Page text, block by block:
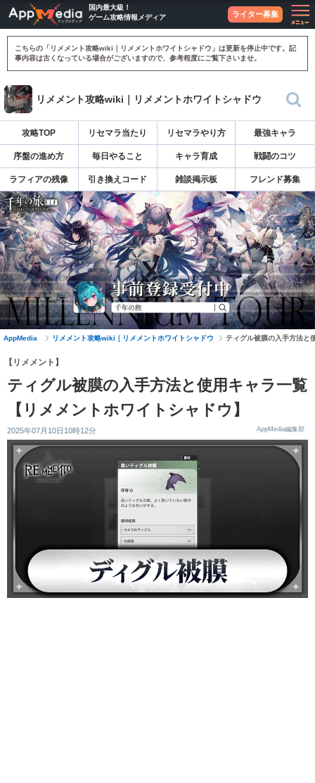
国内最大級！
ゲーム攻略情報メディア
ライター募集
こちらの「リメメント攻略wiki｜リメメントホワイトシャドウ」は更新を停止中です。記
事内容は古くなっている場合がございますので、参考程度にご覧下さいませ。
リメメント攻略wiki｜リメメントホワイトシャドウ
攻略TOP リセマラ当たり リセマラやり方 最強キャラ
序盤の進め方 毎日やること キャラ育成 戦闘のコツ
ラフィアの残像 引き換えコード 雑談掲示板 フレンド募集
AppMedia リメメント攻略wiki｜リメメントホワイトシャドウ ティグル被膜の入手方法と
【リメメント】
ティグル被膜の入手方法と使用キャラ一覧
【リメメントホワイトシャドウ】
2025年07月10日10時12分 AppMedia編集部